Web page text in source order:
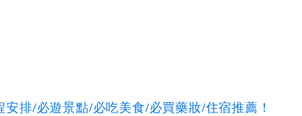
排/必遊景點/必吃美食/必買藥妝/住宿推薦！